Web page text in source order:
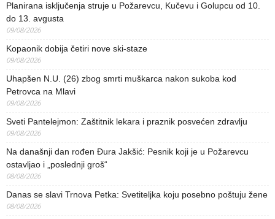
Planirana isključenja struje u Požarevcu, Kučevu i Golupcu od 10.
do 13. avgusta
09/08/2026
Kopaonik dobija četiri nove ski-staze
09/08/2026
Uhapšen N.U. (26) zbog smrti muškarca nakon sukoba kod
Petrovca na Mlavi
09/08/2026
Sveti Pantelejmon: Zaštitnik lekara i praznik posvećen zdravlju
09/08/2026
Na današnji dan rođen Đura Jakšić: Pesnik koji je u Požarevcu
ostavljao i „poslednji groš“
08/08/2026
Danas se slavi Trnova Petka: Svetiteljka koju posebno poštuju žene
08/08/2026